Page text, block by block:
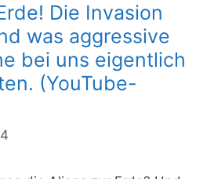
Die Invasion
was aggressive
bei uns eigentlich
(YouTube-